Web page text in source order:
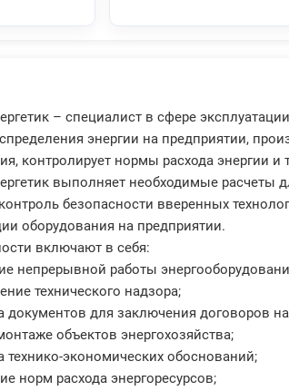
– специалист в сфере
энергии на предприятии,
контролирует нормы расхода энергии и
выполняет необходимые расчеты
безопасности вверенных
оборудования на предприятии.
включают в себя:
непрерывной работы
технического надзора;
документов для заключения договоров
объектов энергохозяйства;
технико-экономических обоснований;
норм расхода энергоресурсов;